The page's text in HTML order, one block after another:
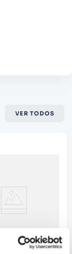
VER TODOS